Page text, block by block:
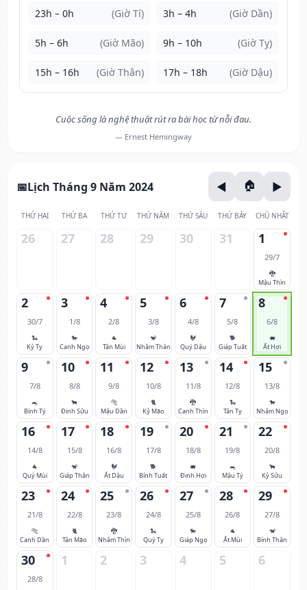
23h – 0h (Giờ Tí) 3h – 4h (Giờ Dần)
5h – 6h (Giờ Mão) 9h – 10h (Giờ Tỵ)
15h – 16h (Giờ Thân) 17h – 18h (Giờ Dậu)
Cuộc sống là nghệ thuật rút ra bài học từ nỗi đau.
— Ernest Hemingway
Lịch Tháng 9 Năm 2024
THỨ HAI THỨ BA THỨ TƯ THỨ NĂM THỨ SÁU THỨ BẢY CHỦ NHẬT
26 27 28 29 30 31 1
29/7
🐉
Mậu Thìn
2
30/7
🐍
Kỷ Tỵ
3
1/8
🐎
Canh Ngọ
4
2/8
🐐
Tân Mùi
5
3/8
🐒
Nhâm Thân
6
4/8
🐓
Quý Dậu
7
5/8
🐕
Giáp Tuất
8
6/8
🐖
Ất Hợi
9
7/8
🐀
Bính Tý
10
8/8
🐂
Đinh Sửu
11
9/8
🐅
Mậu Dần
12
10/8
🐈
Kỷ Mão
13
11/8
🐉
Canh Thìn
14
12/8
🐍
Tân Tỵ
15
13/8
🐎
Nhâm Ngọ
16
14/8
🐐
Quý Mùi
17
15/8
🐒
Giáp Thân
18
16/8
🐓
Ất Dậu
19
17/8
🐕
Bính Tuất
20
18/8
🐖
Đinh Hợi
21
19/8
🐀
Mậu Tý
22
20/8
🐂
Kỷ Sửu
23
21/8
🐅
Canh Dần
24
22/8
🐈
Tân Mão
25
23/8
🐉
Nhâm Thìn
26
24/8
🐍
Quý Tỵ
27
25/8
🐎
Giáp Ngọ
28
26/8
🐐
Ất Mùi
29
27/8
🐒
Bính Thân
30
28/8
1 2 3 4 5 6